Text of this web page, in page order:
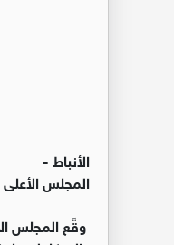
الأنباط -
المجلس الأعلى
وقَّع المجلس